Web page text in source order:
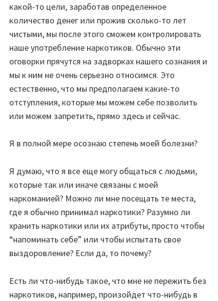
какой-то цели, заработав определенное
количество денег или прожив сколько-то лет
чистыми, мы после этого сможем контролировать
наше употребление наркотиков. Обычно эти
оговорки прячутся на задворках нашего сознания и
мы к ним не очень серьезно относимся. Это
естественно, что мы предполагаем какие-то
отступления, которые мы можем себе позволить
или можем запретить, прямо здесь и сейчас.
Я в полной мере осознаю степень моей болезни?
Я думаю, что я все еще могу общаться с людьми,
которые так или иначе связаны с моей
наркоманией? Можно ли мне посещать те места,
где я обычно принимал наркотики? Разумно ли
хранить наркотики или их атрибуты, просто чтобы
“напоминать себе” или чтобы испытать свое
выздоровление? Если да, то почему?
Есть ли что-нибудь такое, что мне не пережить без
наркотиков, например, произойдет что-нибудь в